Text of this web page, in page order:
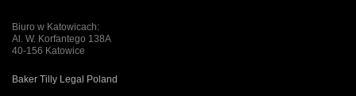
Biuro w Katowicach:
Al. W. Korfantego 138A
40-156 Katowice
Baker Tilly Legal Poland